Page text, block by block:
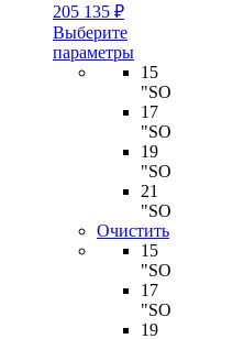
205 135 ₽
Выберите
параметрыЭтот
товар
имеет
несколько
вариаций.
Опции
можно
выбрать
на
странице
товара.
15
"SO
17
"SO
19
"SO
21
"SO
Очистить
15
"SO
17
"SO
19